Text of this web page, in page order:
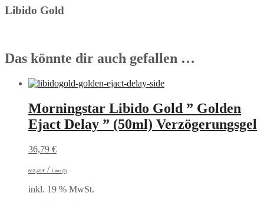
Libido Gold
Das könnte dir auch gefallen …
Morningstar Libido Gold ” Golden
Ejact Delay ” (50ml) Verzögerungsgel
36,79 €
618,40 € / Liter (l)
inkl. 19 % MwSt.